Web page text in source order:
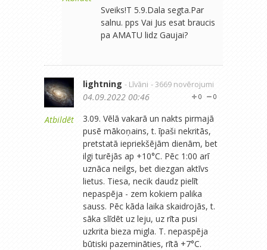
Sveiks!T 5.9.Dala segta.Par
salnu. pps Vai Jus esat braucis
pa AMATU lidz Gaujai?
Atbildēt
lightning - Līvāni - 3669 novērojumi
0
0
04.09.2022 00:46
3.09. Vēlā vakarā un nakts pirmajā
pusē mākoņains, t. īpaši nekritās,
pretstatā iepriekšējām dienām, bet
ilgi turējās ap +10°C. Pēc 1:00 arī
uznāca neilgs, bet diezgan aktīvs
lietus. Tiesa, necik daudz pielīt
nepaspēja - zem kokiem palika
sauss. Pēc kāda laika skaidrojās, t.
sāka slīdēt uz leju, uz rīta pusi
uzkrita bieza migla. T. nepaspēja
būtiski pazemināties, rītā +7°C.